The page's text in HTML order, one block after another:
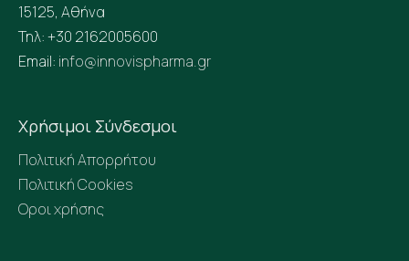
15125, Αθήνα
Τηλ: +30 2162005600
Email: info@innovispharma.gr
Χρήσιμοι Σύνδεσμοι
Πολιτική Απορρήτου
Πολιτική Cookies
Οροι χρήσης